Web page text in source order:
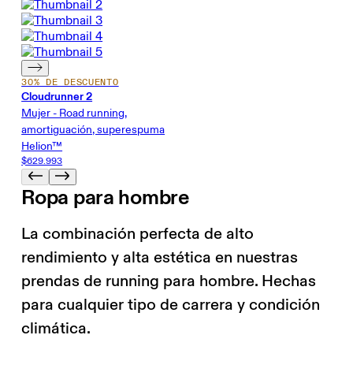
30% DE DESCUENTO
Cloudrunner 2
Mujer - Road running,
amortiguación, superespuma
Helion™
$629.993
Ropa para hombre
La combinación perfecta de alto
rendimiento y alta estética en nuestras
prendas de running para hombre. Hechas
para cualquier tipo de carrera y condición
climática.